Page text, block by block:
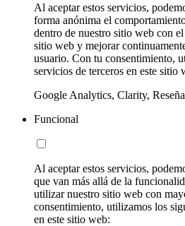
Al aceptar estos servicios,
forma anónima el
dentro de nuestro sitio web con
sitio web y mejorar
usuario. Con tu consentimiento,
servicios de terceros en este sitio
Google Analytics, Clarity,
Funcional
Al aceptar estos servicios,
que van más allá de la
utilizar nuestro sitio web con
consentimiento, utilizamos los
en este sitio web: